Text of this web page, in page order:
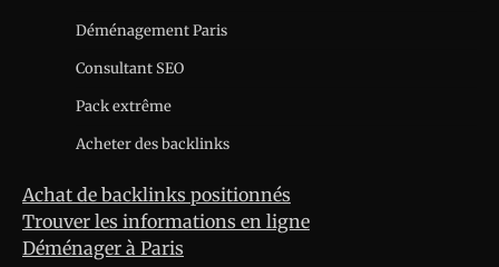
Déménagement Paris
Consultant SEO
Pack extrême
Acheter des backlinks
Achat de backlinks positionnés
Trouver les informations en ligne
Déménager à Paris